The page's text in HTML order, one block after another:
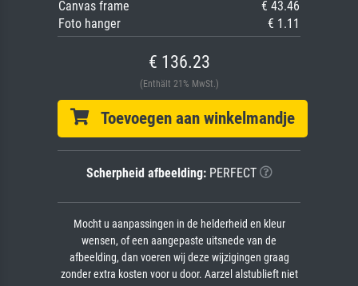
Canvas frame
€ 43.46
Foto hanger
€ 1.11
€ 136.23
(Enthält 21% MwSt.)
Toevoegen aan winkelmandje
Scherpheid afbeelding:PERFECT
Mocht u aanpassingen in de helderheid en kleur
wensen, of een aangepaste uitsnede van de
afbeelding, dan voeren wij deze wijzigingen graag
zonder extra kosten voor u door. Aarzel alstublieft niet